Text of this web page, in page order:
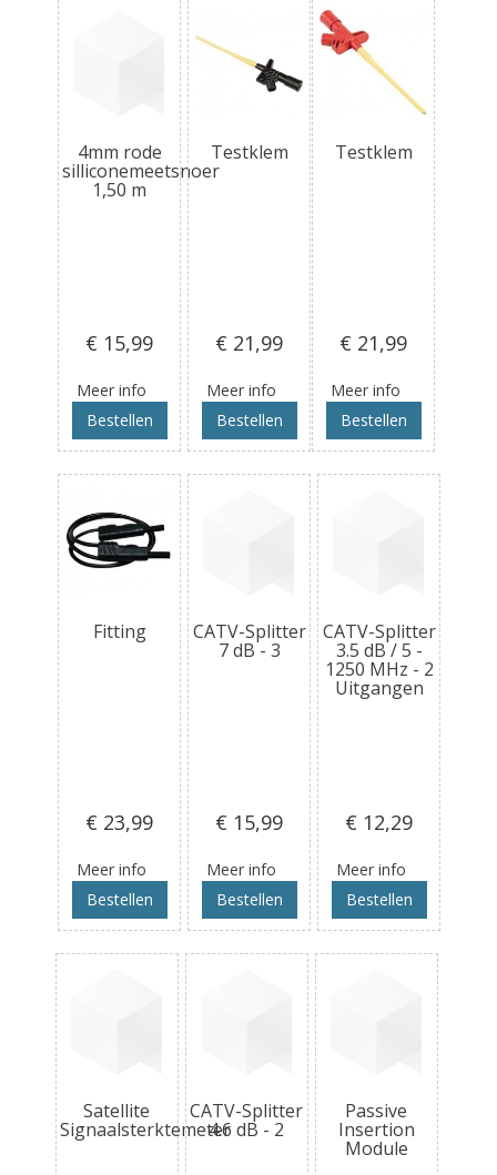
4mm rode
silliconemeetsnoer
1,50 m
€ 15,99
Meer info
Bestellen
Testklem
€ 21,99
Meer info
Bestellen
Testklem
€ 21,99
Meer info
Bestellen
Fitting
€ 23,99
Meer info
Bestellen
CATV-Splitter
7 dB - 3
€ 15,99
Meer info
Bestellen
CATV-Splitter
3.5 dB / 5 -
1250 MHz - 2
Uitgangen
€ 12,29
Meer info
Bestellen
Satellite
Signaalsterktemeter
CATV-Splitter
4.6 dB - 2
Passive
Insertion
Module